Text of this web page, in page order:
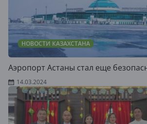
НОВОСТИ КАЗАХСТАНА
Аэропорт Астаны стал еще
14.03.2024